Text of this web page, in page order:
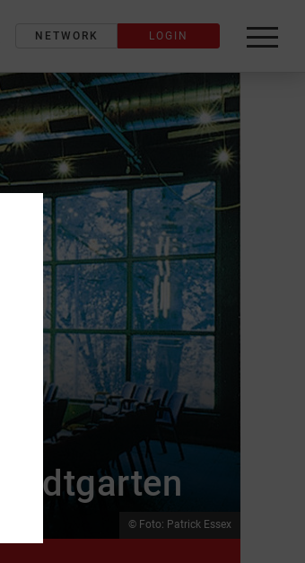
label_search
NETWORK LOGIN
© Foto: Patrick Essex